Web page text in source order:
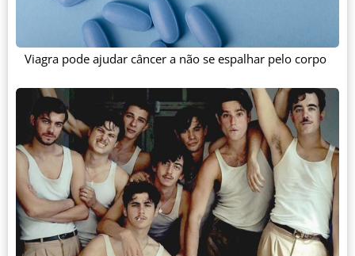
Viagra pode ajudar câncer a não se espalhar pelo corpo